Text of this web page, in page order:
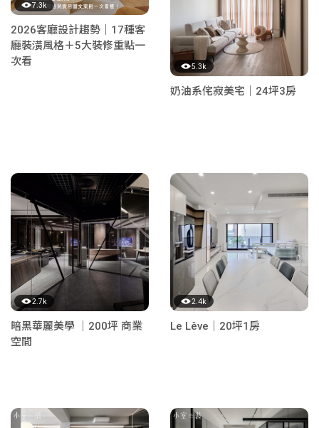
7.3k
2026客廳設計趨勢｜17種客
廳裝潢風格＋5大裝修重點一
次看
5.3k
奶油系侘寂美宅｜24坪3房
2.7k
暗黑華麗美學 ｜200坪 商業
空間
2.4k
Le Lêve｜20坪1房